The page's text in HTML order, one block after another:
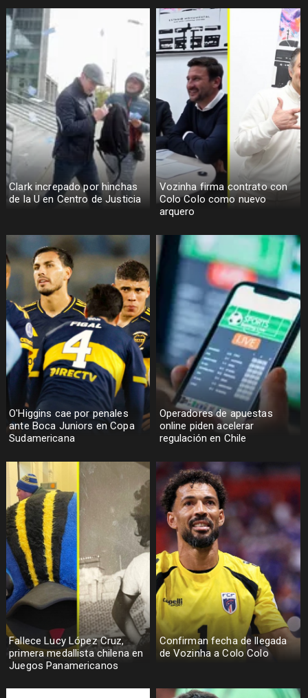
Clark increpado por hinchas
de la U en Centro de Justicia
Vozinha firma contrato con
Colo Colo como nuevo
arquero
O'Higgins cae por penales
ante Boca Juniors en Copa
Sudamericana
Operadores de apuestas
online piden acelerar
regulación en Chile
Fallece Lucy López Cruz,
primera medallista chilena en
Juegos Panamericanos
Confirman fecha de llegada
de Vozinha a Colo Colo